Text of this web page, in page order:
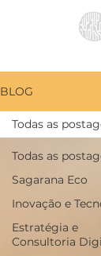
BLOG
Todas as
Sagarana Eco
Inovação e
Estratégia e
Consultoria
Todas as